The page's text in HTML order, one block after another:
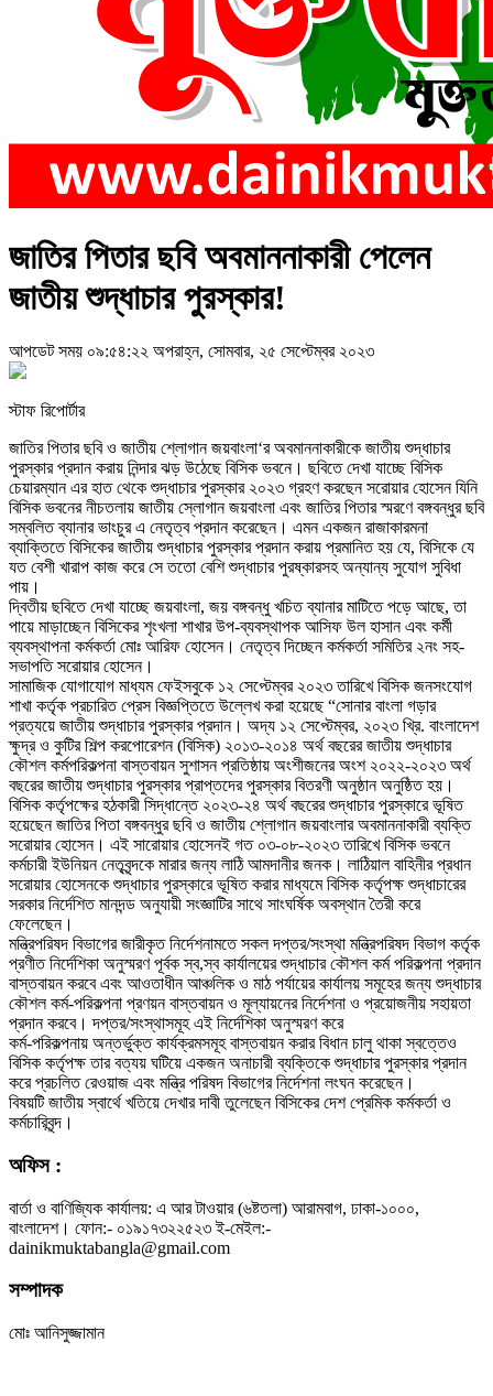
জাতির পিতার ছবি অবমাননাকারী পেলেন
জাতীয় শুদ্ধাচার পুরস্কার!
আপডেট সময় ০৯:৫৪:২২ অপরাহ্ন, সোমবার, ২৫ সেপ্টেম্বর ২০২৩
স্টাফ রিপোর্টার
জাতির পিতার ছবি ও জাতীয় শ্লোগান জয়বাংলা‘র অবমাননাকারীকে জাতীয় শুদ্ধাচার
পুরস্কার প্রদান করায় নিন্দার ঝড় উঠেছে বিসিক ভবনে। ছবিতে দেখা যাচ্ছে বিসিক
চেয়ারম্যান এর হাত থেকে শুদ্ধাচার পুরস্কার ২০২৩ গ্রহণ করছেন সরোয়ার হোসেন যিনি
বিসিক ভবনের নীচতলায় জাতীয় স্লোগান জয়বাংলা এবং জাতির পিতার স্মরণে বঙ্গবন্ধুর ছবি
সম্বলিত ব্যানার ভাংচুর এ নেতৃত্ব প্রদান করেছেন। এমন একজন রাজাকারমনা
ব্যাক্তিতে বিসিকের জাতীয় শুদ্ধাচার পুরস্কার প্রদান করায় প্রমানিত হয় যে, বিসিকে যে
যত বেশী খারাপ কাজ করে সে ততো বেশি শুদ্ধাচার পুরষ্কারসহ অন্যান্য সুযোগ সুবিধা
পায়।
দ্বিতীয় ছবিতে দেখা যাচ্ছে জয়বাংলা, জয় বঙ্গবন্ধু খচিত ব্যানার মাটিতে পড়ে আছে, তা
পায়ে মাড়াচ্ছেন বিসিকের শৃংখলা শাখার উপ-ব্যবস্থাপক আসিফ উল হাসান এবং কর্মী
ব্যবস্থাপনা কর্মকর্তা মোঃ আরিফ হোসেন। নেতৃত্ব দিচ্ছেন কর্মকর্তা সমিতির ২নং সহ-
সভাপতি সরোয়ার হোসেন।
সামাজিক যোগাযোগ মাধ্যম ফেইসবুকে ১২ সেপ্টেম্বর ২০২৩ তারিখে বিসিক জনসংযোগ
শাখা কর্তৃক প্রচারিত প্রেস বিজ্ঞপ্তিতে উল্লেখ করা হয়েছে “সোনার বাংলা গড়ার
প্রত্যয়ে জাতীয় শুদ্ধাচার পুরস্কার প্রদান। অদ্য ১২ সেপ্টেম্বর, ২০২৩ খ্রি. বাংলাদেশ
ক্ষুদ্র ও কুটির শিল্প করপোরেশন (বিসিক) ২০১৩-২০১৪ অর্থ বছরের জাতীয় শুদ্ধাচার
কৌশল কর্মপরিকল্পনা বাস্তবায়ন সুশাসন প্রতিষ্ঠায় অংশীজনের অংশ ২০২২-২০২৩ অর্থ
বছরের জাতীয় শুদ্ধাচার পুরস্কার প্রাপ্তদের পুরস্কার বিতরণী অনুষ্ঠান অনুষ্ঠিত হয়।
বিসিক কর্তৃপক্ষের হঠকারী সিদ্ধান্তে ২০২৩-২৪ অর্থ বছরের শুদ্ধাচার পুরস্কারে ভূষিত
হয়েছেন জাতির পিতা বঙ্গবন্ধুর ছবি ও জাতীয় শ্লোগান জয়বাংলার অবমাননাকারী ব্যক্তি
সরোয়ার হোসেন। এই সারোয়ার হোসেনই গত ০৩-০৮-২০২৩ তারিখে বিসিক ভবনে
কর্মচারী ইউনিয়ন নেতৃবৃন্দকে মারার জন্য লাঠি আমদানীর জনক। লাঠিয়াল বাহিনীর প্রধান
সরোয়ার হোসেনকে শুদ্ধাচার পুরস্কারে ভূষিত করার মাধ্যমে বিসিক কর্তৃপক্ষ শুদ্ধাচারের
সরকার নির্দেশিত মানদন্ড অনুযায়ী সংজ্ঞাটির সাথে সাংঘর্ষিক অবস্থান তৈরী করে
ফেলেছেন।
মন্ত্রিপরিষদ বিভাগের জারীকৃত নির্দেশনামতে সকল দপ্তর/সংস্থা মন্ত্রিপরিষদ বিভাগ কর্তৃক
প্রণীত নির্দেশিকা অনুস্মরণ পূর্বক স্ব,স্ব কার্যালয়ের শুদ্ধাচার কৌশল কর্ম পরিকল্পনা প্রদান
বাস্তবায়ন করবে এবং আওতাধীন আঞ্চলিক ও মাঠ পর্যায়ের কার্যালয় সমূহের জন্য শুদ্ধাচার
কৌশল কর্ম-পরিকল্পনা প্রণয়ন বাস্তবায়ন ও মূল্যায়নের নির্দেশনা ও প্রয়োজনীয় সহায়তা
প্রদান করবে। দপ্তর/সংস্থাসমূহ এই নির্দেশিকা অনুস্মরণ করে
কর্ম-পরিকল্পনায় অন্তর্ভুক্ত কার্যক্রমসমূহ বাস্তবায়ন করার বিধান চালু থাকা স্বত্তেও
বিসিক কর্তৃপক্ষ তার বত্যয় ঘটিয়ে একজন অনাচারী ব্যক্তিকে শুদ্ধাচার পুরস্কার প্রদান
করে প্রচলিত রেওয়াজ এবং মন্ত্রি পরিষদ বিভাগের নির্দেশনা লংঘন করেছেন।
বিষয়টি জাতীয় স্বার্থে খতিয়ে দেখার দাবী তুলেছেন বিসিকের দেশ প্রেমিক কর্মকর্তা ও
কর্মচারিবৃন্দ।
অফিস :
বার্তা ও বাণিজ্যিক কার্যালয়: এ আর টাওয়ার (৬ষ্টতলা) আরামবাগ, ঢাকা-১০০০,
বাংলাদেশ। ফোন:- ০১৯১৭৩২২৫২৩ ই-মেইল:-
dainikmuktabangla@gmail.com
সম্পাদক
মোঃ আনিসুজ্জামান